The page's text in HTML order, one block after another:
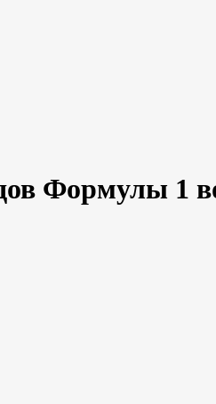
Формулы 1